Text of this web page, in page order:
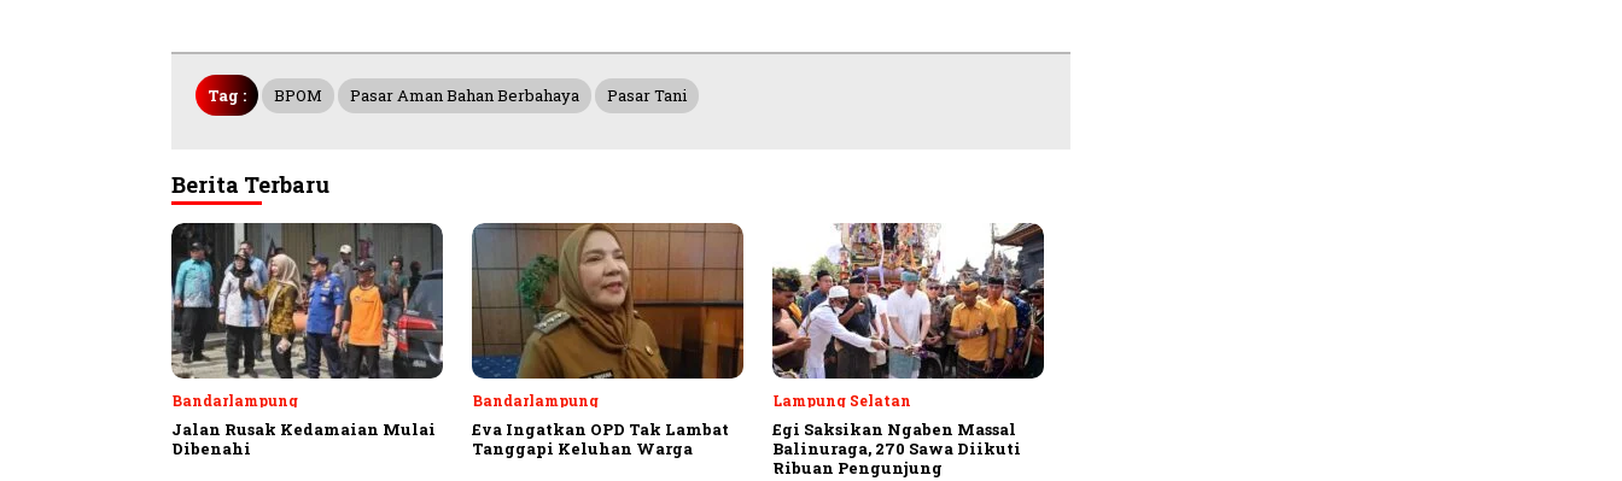
Tag : BPOM Pasar Aman Bahan Berbahaya Pasar Tani
Berita Terbaru
Bandarlampung
Jalan Rusak Kedamaian Mulai
Dibenahi
Bandarlampung
Eva Ingatkan OPD Tak Lambat
Tanggapi Keluhan Warga
Lampung Selatan
Egi Saksikan Ngaben Massal
Balinuraga, 270 Sawa Diikuti
Ribuan Pengunjung